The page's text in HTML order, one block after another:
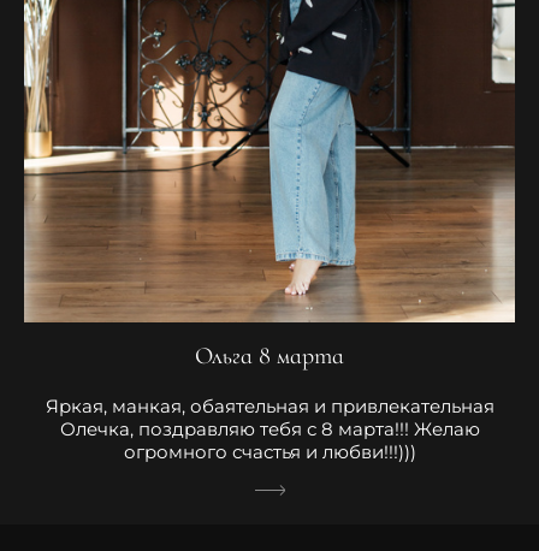
Ольга 8 марта
Яркая, манкая, обаятельная и привлекательная
Олечка, поздравляю тебя с 8 марта!!! Желаю
огромного счастья и любви!!!)))